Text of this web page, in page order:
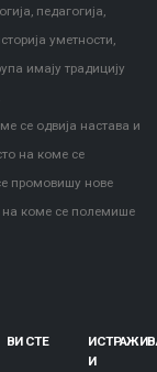
педагогија,
уметности,
имају традицију
се одвија настава и
на коме се
промовишу нове
на коме се полемише
ВИ СТЕ
И